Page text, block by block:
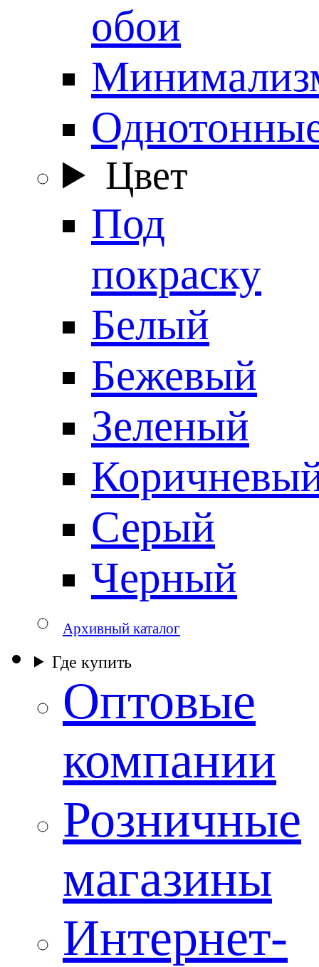
обои
Цвет
Под
покраску
Белый
Бежевый
Зеленый
Серый
Черный
Архивный каталог
Где купить
Оптовые
компании
Розничные
магазины
Интернет-